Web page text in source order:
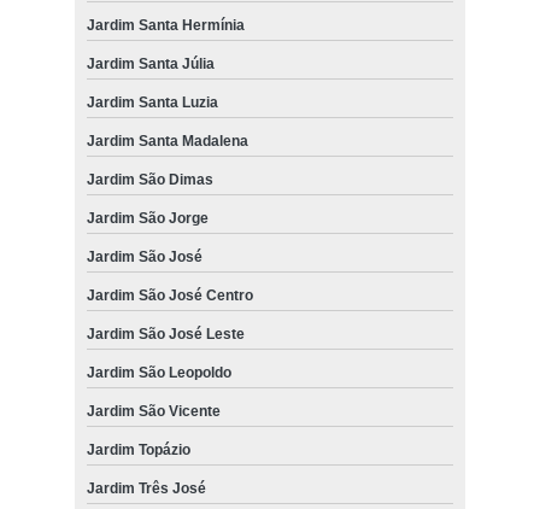
Jardim Santa Hermínia
Jardim Santa Júlia
Jardim Santa Luzia
Jardim Santa Madalena
Jardim São Dimas
Jardim São Jorge
Jardim São José
Jardim São José Centro
Jardim São José Leste
Jardim São Leopoldo
Jardim São Vicente
Jardim Topázio
Jardim Três José